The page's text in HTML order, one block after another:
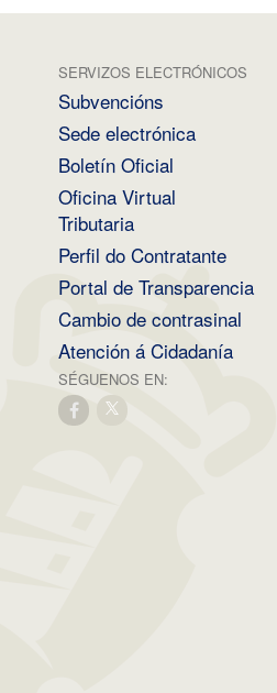
SERVIZOS ELECTRÓNICOS
Subvencións
Sede electrónica
Boletín Oficial
Oficina Virtual
Tributaria
Perfil do Contratante
Portal de Transparencia
Cambio de contrasinal
Atención á Cidadanía
SÉGUENOS EN: